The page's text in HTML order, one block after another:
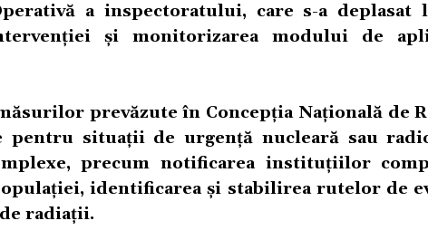
a inspectoratului, care s-a deplasat
și monitorizarea modului de
prevăzute în Concepția Națională de
situații de urgență nucleară sau
precum notificarea instituțiilor
identificarea și stabilirea rutelor de
radiații.